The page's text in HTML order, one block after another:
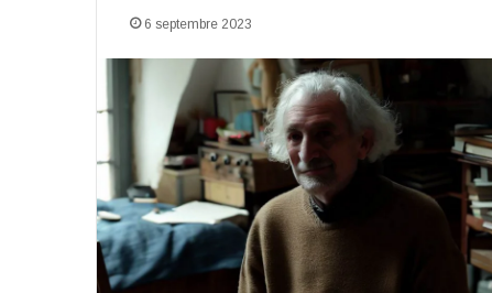
6 septembre 2023